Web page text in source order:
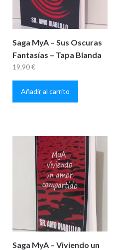
Saga MyA – Sus Oscuras
Fantasías – Tapa Blanda
19,90€
Añadir al carrito
Saga MyA – Viviendo un